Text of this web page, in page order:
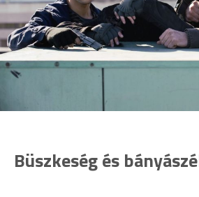
Büszkeség és